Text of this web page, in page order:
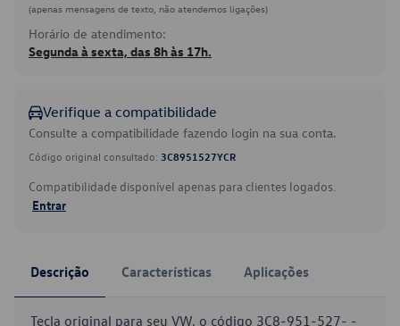
(apenas mensagens de texto, não atendemos ligações)
Horário de atendimento:
Segunda à sexta, das 8h às 17h.
Verifique a compatibilidade
Consulte a compatibilidade fazendo login na sua conta.
Código original consultado: 3C8951527YCR
Compatibilidade disponível apenas para clientes logados.
Entrar
Descrição Características Aplicações
Tecla original para seu VW, o código 3C8-951-527- -